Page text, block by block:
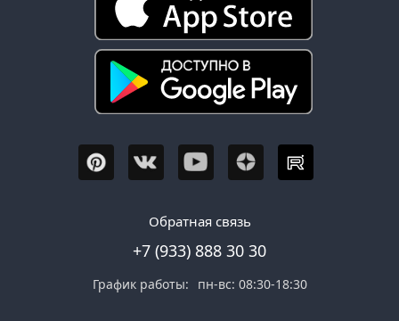
Обратная связь
+7 (933) 888 30 30
График работы: пн-вс: 08:30-18:30